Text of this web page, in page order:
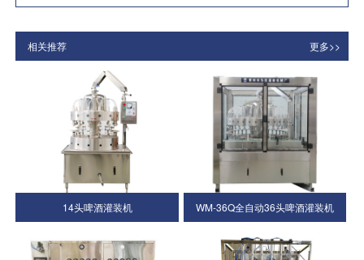
相关推荐 更多>>
14头啤酒灌装机 WM-36Q全自动36头啤酒灌装机